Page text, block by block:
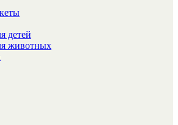
детей
животных